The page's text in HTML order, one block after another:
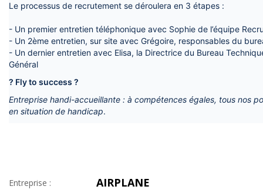
Le processus de recrutement se déroulera en 3 étapes :
- Un premier entretien téléphonique avec Sophie de l’équipe
- Un 2ème entretien, sur site avec Grégoire, responsables du
- Un dernier entretien avec Elisa, la Directrice du Bureau
Général
? Fly to success ?
Entreprise handi-accueillante : à compétences égales, tous nos
en situation de handicap.
Entreprise : AIRPLANE